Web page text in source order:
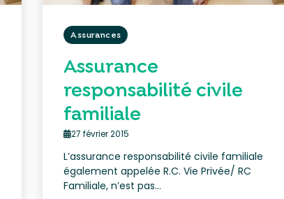
Assurances
Assurance
responsabilité civile
familiale
27 février 2015
L’assurance responsabilité civile familiale
également appelée R.C. Vie Privée/ RC
Familiale, n’est pas...